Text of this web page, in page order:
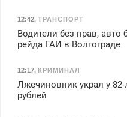
12:42, ТРАНСПОРТ
Водители без прав, авто
рейда ГАИ в Волгограде
12:17, КРИМИНАЛ
Лжечиновник украл у 82-
рублей